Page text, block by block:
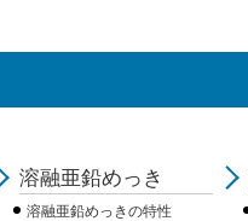
溶融亜鉛めっき
溶融亜鉛めっきの特性